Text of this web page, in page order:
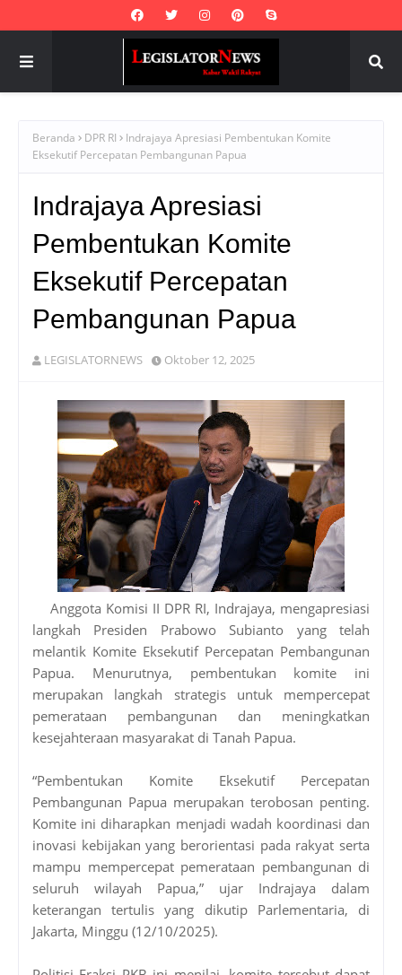
Beranda DPR RI
Indrajaya Apresiasi Pembentukan Komite
Eksekutif Percepatan Pembangunan Papua
Indrajaya Apresiasi
Pembentukan Komite
Eksekutif Percepatan
Pembangunan Papua
LEGISLATORNEWS Oktober 12, 2025
Anggota Komisi II DPR RI, Indrajaya, mengapresiasi
langkah Presiden Prabowo Subianto yang telah
melantik Komite Eksekutif Percepatan Pembangunan
Papua. Menurutnya, pembentukan komite ini
merupakan langkah strategis untuk mempercepat
pemerataan pembangunan dan meningkatkan
kesejahteraan masyarakat di Tanah Papua.
“Pembentukan Komite Eksekutif Percepatan
Pembangunan Papua merupakan terobosan penting.
Komite ini diharapkan menjadi wadah koordinasi dan
inovasi kebijakan yang berorientasi pada rakyat serta
mampu mempercepat pemerataan pembangunan di
seluruh wilayah Papua,” ujar Indrajaya dalam
keterangan tertulis yang dikutip Parlementaria, di
Jakarta, Minggu (12/10/2025).